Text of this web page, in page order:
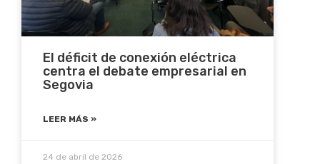
El déficit de conexión eléctrica
centra el debate empresarial en
Segovia
LEER MÁS »
24 de abril de 2026